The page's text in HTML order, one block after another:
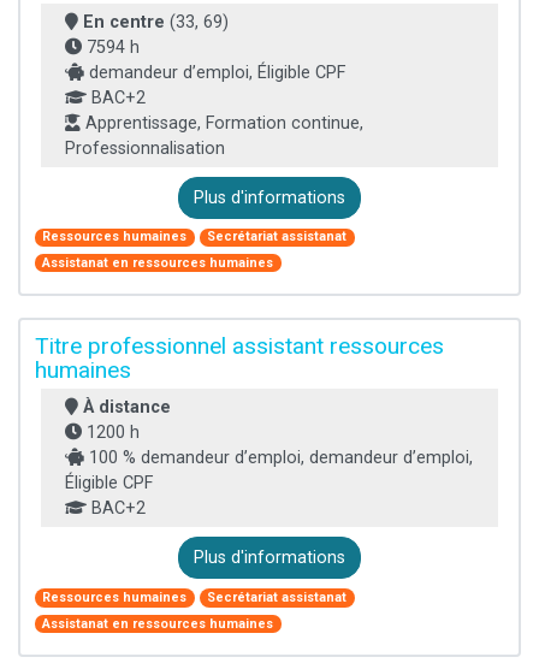
En centre (33, 69)
7594 h
demandeur d’emploi, Éligible CPF
BAC+2
Apprentissage, Formation continue,
Professionnalisation
Plus d'informations
Ressources humaines
Secrétariat assistanat
Assistanat en ressources humaines
Titre professionnel assistant ressources
humaines
À distance
1200 h
100 % demandeur d’emploi, demandeur d’emploi,
Éligible CPF
BAC+2
Plus d'informations
Ressources humaines
Secrétariat assistanat
Assistanat en ressources humaines